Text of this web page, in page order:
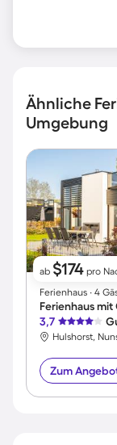
Ähnliche
Umgebung
ab $174 pro
Ferienhaus ∙ 4
3,7
Hulshorst,
Zum